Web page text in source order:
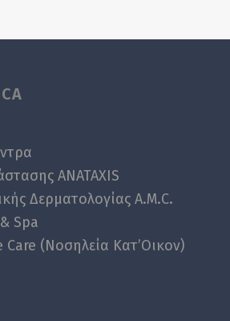
ANATAXIS
Δερματολογίας A.M.C.
Spa
(Νοσηλεία Κατ’Οικον)